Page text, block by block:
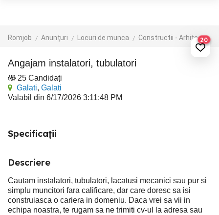
Romjob Anunțuri Locuri de munca Constructii - Arhitectura - Design20
angajam instalatori, tubulatori
25 Candidați
Galati, Galati
Valabil din 6/17/2026 3:11:48 PM
Specificații
Descriere
Cautam instalatori, tubulatori, lacatusi mecanici sau pur si
simplu muncitori fara calificare, dar care doresc sa isi
construiasca o cariera in domeniu. Daca vrei sa vii in
echipa noastra, te rugam sa ne trimiti cv-ul la adresa sau